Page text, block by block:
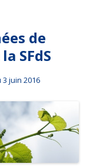
de
SFdS
juin 2016